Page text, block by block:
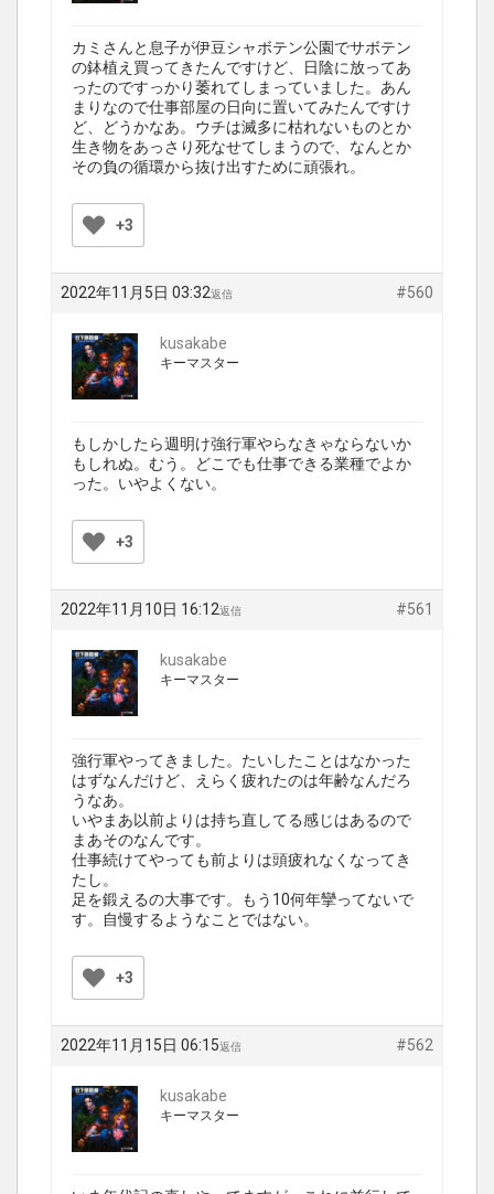
カミさんと息子が伊豆シャボテン公園でサボテン
の鉢植え買ってきたんですけど、日陰に放ってあ
ったのですっかり萎れてしまっていました。あん
まりなので仕事部屋の日向に置いてみたんですけ
ど、どうかなあ。ウチは滅多に枯れないものとか
生き物をあっさり死なせてしまうので、なんとか
その負の循環から抜け出すために頑張れ。
+3
2022年11月5日 03:32 #560
返信
kusakabe
キーマスター
もしかしたら週明け強行軍やらなきゃならないか
もしれぬ。むう。どこでも仕事できる業種でよか
った。いやよくない。
+3
2022年11月10日 16:12 #561
返信
kusakabe
キーマスター
強行軍やってきました。たいしたことはなかった
はずなんだけど、えらく疲れたのは年齢なんだろ
うなあ。
いやまあ以前よりは持ち直してる感じはあるので
まあそのなんです。
仕事続けてやっても前よりは頭疲れなくなってき
たし。
足を鍛えるの大事です。もう10何年攣ってないで
す。自慢するようなことではない。
+3
2022年11月15日 06:15 #562
返信
kusakabe
キーマスター